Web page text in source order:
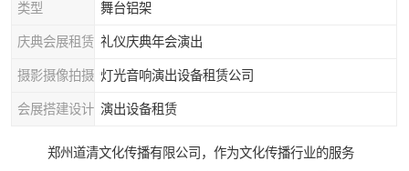
类型 舞台铝架
庆典会展租赁 礼仪庆典年会演出
摄影摄像拍摄 灯光音响演出设备租赁公司
会展搭建设计 演出设备租赁
郑州道清文化传播有限公司，作为文化传播行业的服务